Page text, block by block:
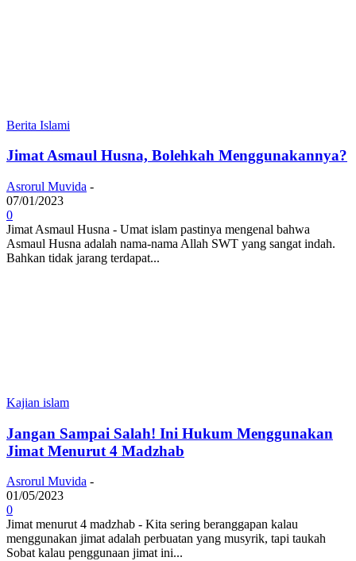
Berita Islami
Jimat Asmaul Husna, Bolehkah Menggunakannya?
Asrorul Muvida -
07/01/2023
0
Jimat Asmaul Husna - Umat islam pastinya mengenal bahwa
Asmaul Husna adalah nama-nama Allah SWT yang sangat indah.
Bahkan tidak jarang terdapat...
Kajian islam
Jangan Sampai Salah! Ini Hukum Menggunakan
Jimat Menurut 4 Madzhab
Asrorul Muvida -
01/05/2023
0
Jimat menurut 4 madzhab - Kita sering beranggapan kalau
menggunakan jimat adalah perbuatan yang musyrik, tapi taukah
Sobat kalau penggunaan jimat ini...